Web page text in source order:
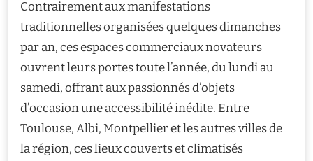
Contrairement aux manifestations
traditionnelles organisées quelques dimanches
par an, ces espaces commerciaux novateurs
ouvrent leurs portes toute l’année, du lundi au
samedi, offrant aux passionnés d’objets
d’occasion une accessibilité inédite. Entre
Toulouse, Albi, Montpellier et les autres villes de
la région, ces lieux couverts et climatisés